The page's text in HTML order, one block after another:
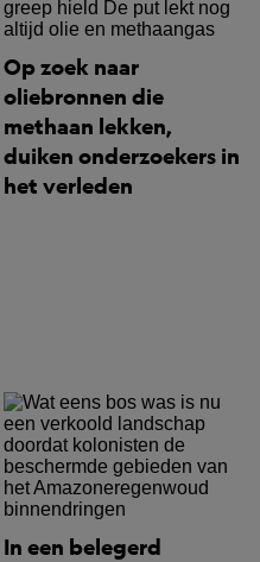
Op zoek naar
oliebronnen die
methaan lekken,
duiken onderzoekers in
het verleden
In een belegerd